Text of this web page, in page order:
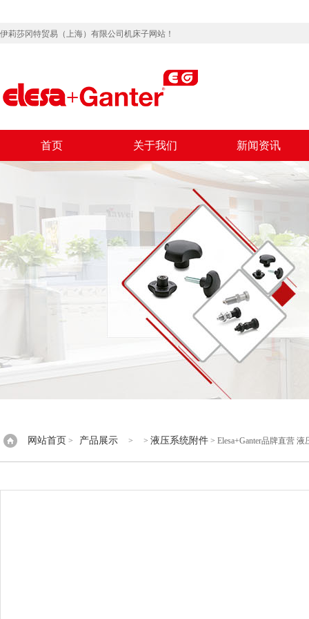
伊莉莎冈特贸易（上海）有限公司机床子网站！
首页 关于我们 新闻资讯
网站首页 > 产品展示 > > 液压系统附件 > Elesa+Ganter品牌直营